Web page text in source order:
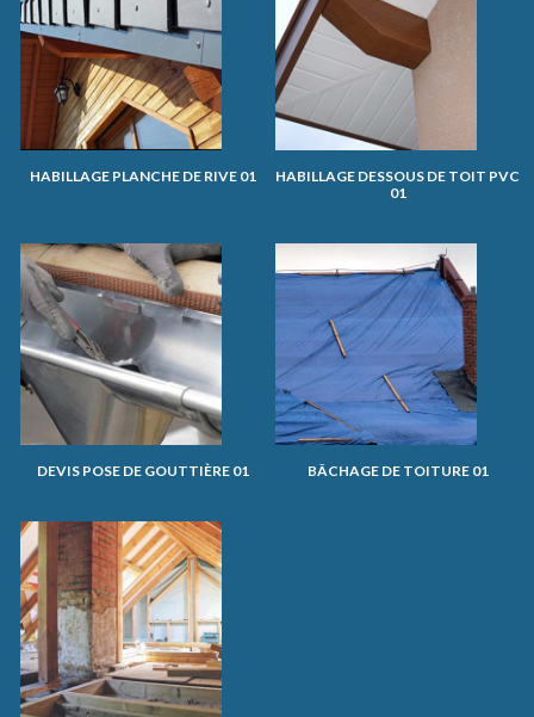
HABILLAGE PLANCHE DE RIVE 01
HABILLAGE DESSOUS DE TOIT PVC
01
DEVIS POSE DE GOUTTIÈRE 01 BÂCHAGE DE TOITURE 01